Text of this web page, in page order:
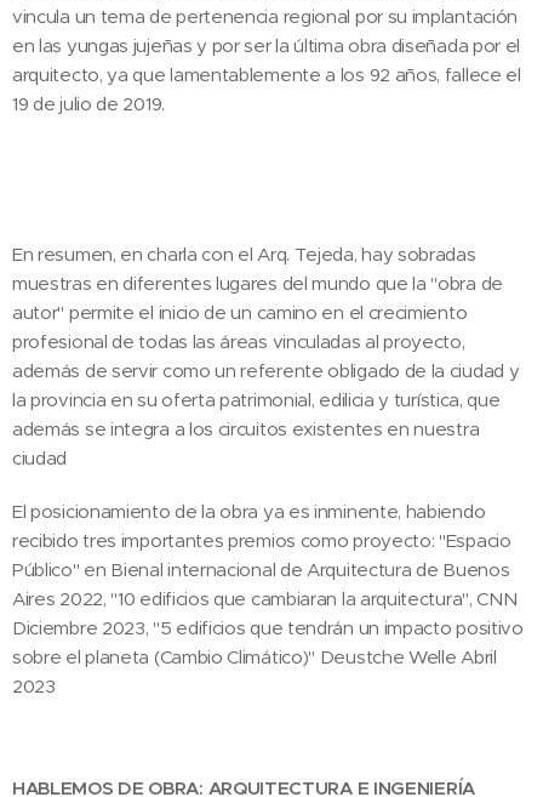
vincula un tema de pertenencia regional por su implantación
en las yungas jujeñas y por ser la última obra diseñada por el
arquitecto, ya que lamentablemente a los 92 años, fallece el
19 de julio de 2019.
En resumen, en charla con el Arq. Tejeda, hay sobradas
muestras en diferentes lugares del mundo que la "obra de
autor" permite el inicio de un camino en el crecimiento
profesional de todas las áreas vinculadas al proyecto,
además de servir como un referente obligado de la ciudad y
la provincia en su oferta patrimonial, edilicia y turística, que
además se integra a los circuitos existentes en nuestra
ciudad
El posicionamiento de la obra ya es inminente, habiendo
recibido tres importantes premios como proyecto: "Espacio
Público" en Bienal internacional de Arquitectura de Buenos
Aires 2022, "10 edificios que cambiaran la arquitectura", CNN
Diciembre 2023, "5 edificios que tendrán un impacto positivo
sobre el planeta (Cambio Climático)" Deustche Welle Abril
2023
HABLEMOS DE OBRA: ARQUITECTURA E INGENIERÍA